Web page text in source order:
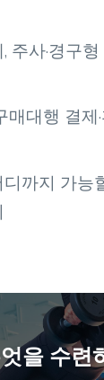
주사·경구
매대행 결제
까지 가능
을 수련